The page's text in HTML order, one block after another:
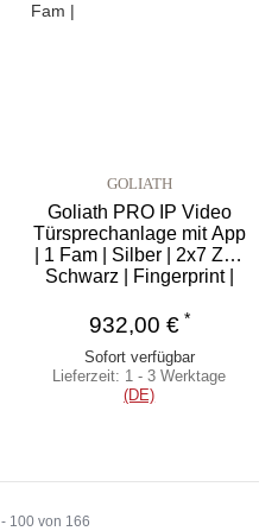
GOLIATH
Goliath PRO IP Video
Türsprechanlage mit App
| 1 Fam | Silber | 2x7 Zoll
Schwarz | Fingerprint |
932,00 €*
Sofort verfügbar
Lieferzeit: 1 - 3 Werktage
(DE)
- 100 von 166